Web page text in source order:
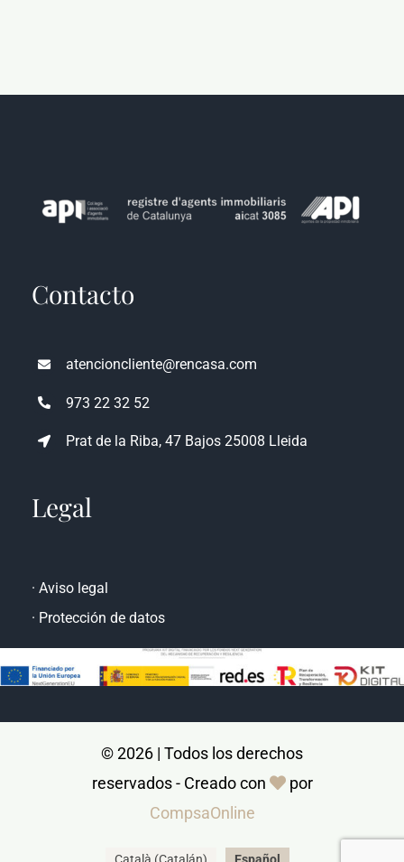
atencioncliente@rencasa.com
973 22 32 52
· Aviso legal
·Protección de datos
© 2026 | Todos los derechos
reservados - Creado con
CompsaOnline